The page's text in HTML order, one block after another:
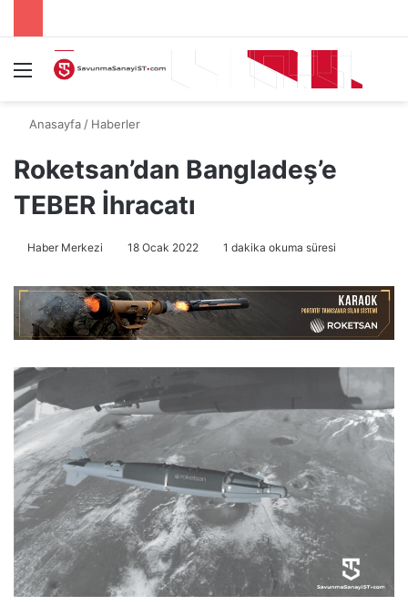
Menü
Anasayfa / Haberler
Roketsan’dan Bangladeş’e
TEBER İhracatı
Haber Merkezi 18 Ocak 2022 1 dakika okuma süresi